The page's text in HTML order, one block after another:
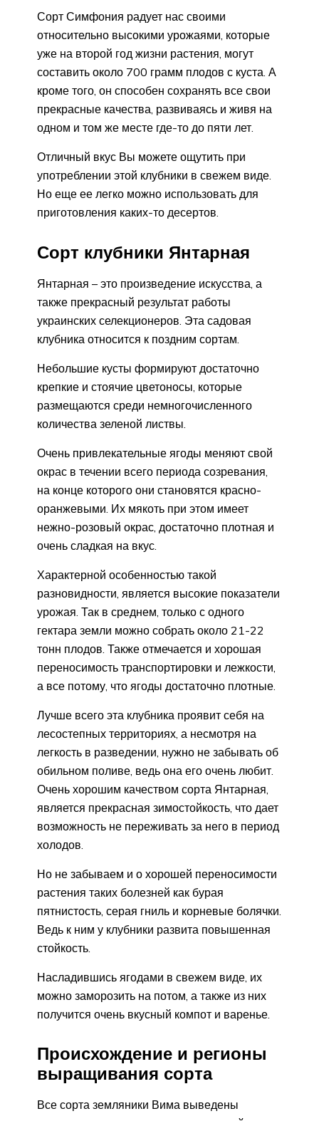
Сорт Симфония радует нас своими
относительно высокими урожаями, которые
уже на второй год жизни растения, могут
составить около 700 грамм плодов с куста. А
кроме того, он способен сохранять все свои
прекрасные качества, развиваясь и живя на
одном и том же месте где-то до пяти лет.
Отличный вкус Вы можете ощутить при
употреблении этой клубники в свежем виде.
Но еще ее легко можно использовать для
приготовления каких-то десертов.
Сорт клубники Янтарная
Янтарная – это произведение искусства, а
также прекрасный результат работы
украинских селекционеров. Эта садовая
клубника относится к поздним сортам.
Небольшие кусты формируют достаточно
крепкие и стоячие цветоносы, которые
размещаются среди немногочисленного
количества зеленой листвы.
Очень привлекательные ягоды меняют свой
окрас в течении всего периода созревания,
на конце которого они становятся красно-
оранжевыми. Их мякоть при этом имеет
нежно-розовый окрас, достаточно плотная и
очень сладкая на вкус.
Характерной особенностью такой
разновидности, является высокие показатели
урожая. Так в среднем, только с одного
гектара земли можно собрать около 21-22
тонн плодов. Также отмечается и хорошая
переносимость транспортировки и лежкости,
а все потому, что ягоды достаточно плотные.
Лучше всего эта клубника проявит себя на
лесостепных территориях, а несмотря на
легкость в разведении, нужно не забывать об
обильном поливе, ведь она его очень любит.
Очень хорошим качеством сорта Янтарная,
является прекрасная зимостойкость, что дает
возможность не переживать за него в период
холодов.
Но не забываем и о хорошей переносимости
растения таких болезней как бурая
пятнистость, серая гниль и корневые болячки.
Ведь к ним у клубники развита повышенная
стойкость.
Насладившись ягодами в свежем виде, их
можно заморозить на потом, а также из них
получится очень вкусный компот и варенье.
Происхождение и регионы
выращивания сорта
Все сорта земляники Вима выведены